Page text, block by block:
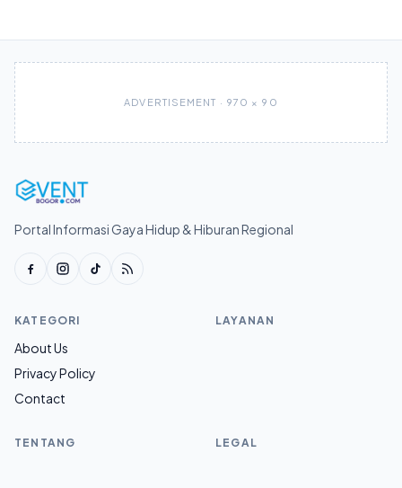
ADVERTISEMENT · 970 × 90
Portal Informasi Gaya Hidup & Hiburan Regional
KATEGORI
About Us
Privacy Policy
Contact
LAYANAN
TENTANG LEGAL